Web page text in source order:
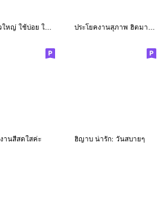
คำพูด ตัวใหญ่ ใช้บ่อย ใช้ทุกวัน ^^ ประโยคงานสุภาพ ฮิตมากค่ะ
านสีสดใสค่ะ ฮิญาบ น่ารัก: วันสบายๆ